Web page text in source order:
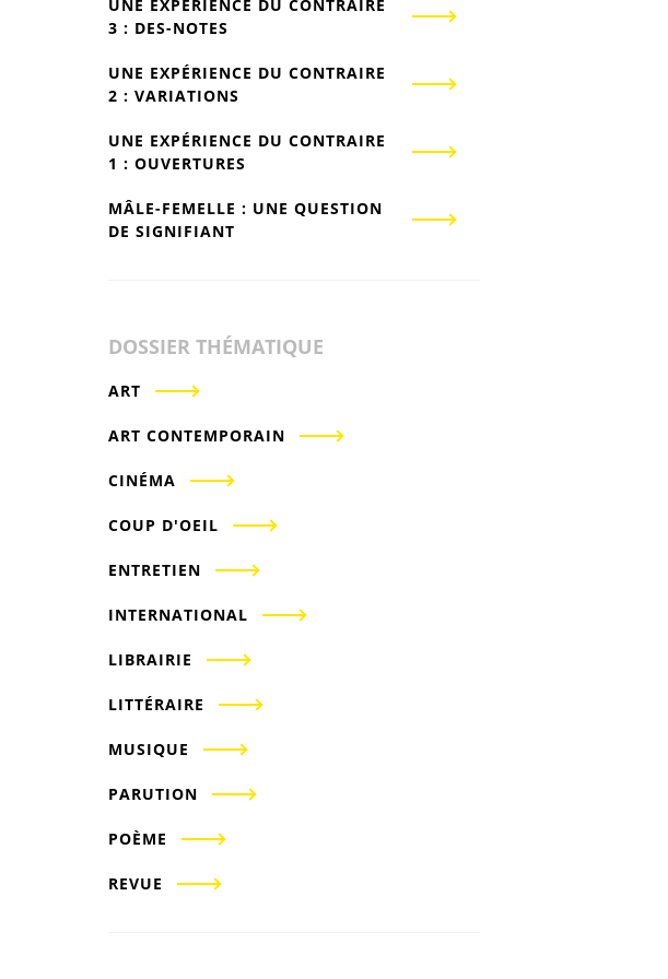
UNE EXPÉRIENCE DU CONTRAIRE
3 : DES-NOTES
UNE EXPÉRIENCE DU CONTRAIRE
2 : VARIATIONS
UNE EXPÉRIENCE DU CONTRAIRE
1 : OUVERTURES
MÂLE-FEMELLE : UNE QUESTION
DE SIGNIFIANT
DOSSIER THÉMATIQUE
ART
ART CONTEMPORAIN
CINÉMA
COUP D'OEIL
ENTRETIEN
INTERNATIONAL
LIBRAIRIE
LITTÉRAIRE
MUSIQUE
PARUTION
POÈME
REVUE